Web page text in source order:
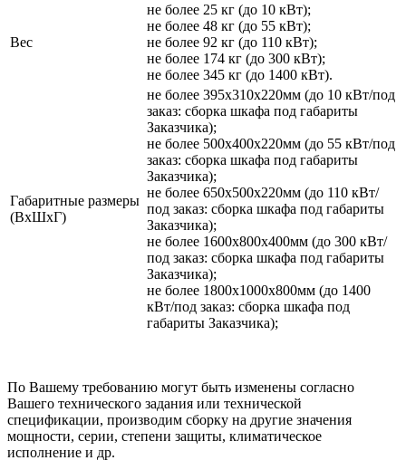
Вес
не более 25 кг (до 10 кВт);
не более 48 кг (до 55 кВт);
не более 92 кг (до 110 кВт);
не более 174 кг (до 300 кВт);
не более 345 кг (до 1400 кВт).
Габаритные размеры
(ВхШхГ)
не более 395х310х220мм (до 10 кВт/под
заказ: сборка шкафа под габариты
Заказчика);
не более 500х400х220мм (до 55 кВт/под
заказ: сборка шкафа под габариты
Заказчика);
не более 650х500х220мм (до 110 кВт/
под заказ: сборка шкафа под габариты
Заказчика);
не более 1600х800х400мм (до 300 кВт/
под заказ: сборка шкафа под габариты
Заказчика);
не более 1800х1000х800мм (до 1400
кВт/под заказ: сборка шкафа под
габариты Заказчика);
По Вашему требованию могут быть изменены согласно
Вашего технического задания или технической
спецификации, производим сборку на другие значения
мощности, серии, степени защиты, климатическое
исполнение и др.